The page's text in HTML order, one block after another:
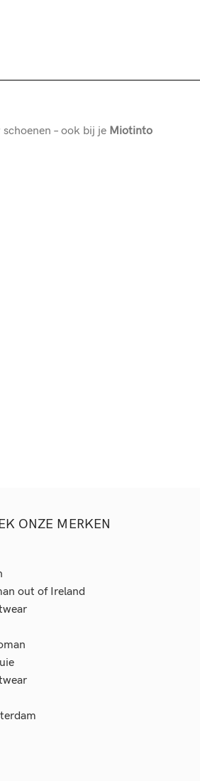
– ook bij je Miotinto
ONZE MERKEN
out of Ireland